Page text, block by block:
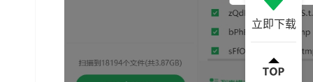
立即下载